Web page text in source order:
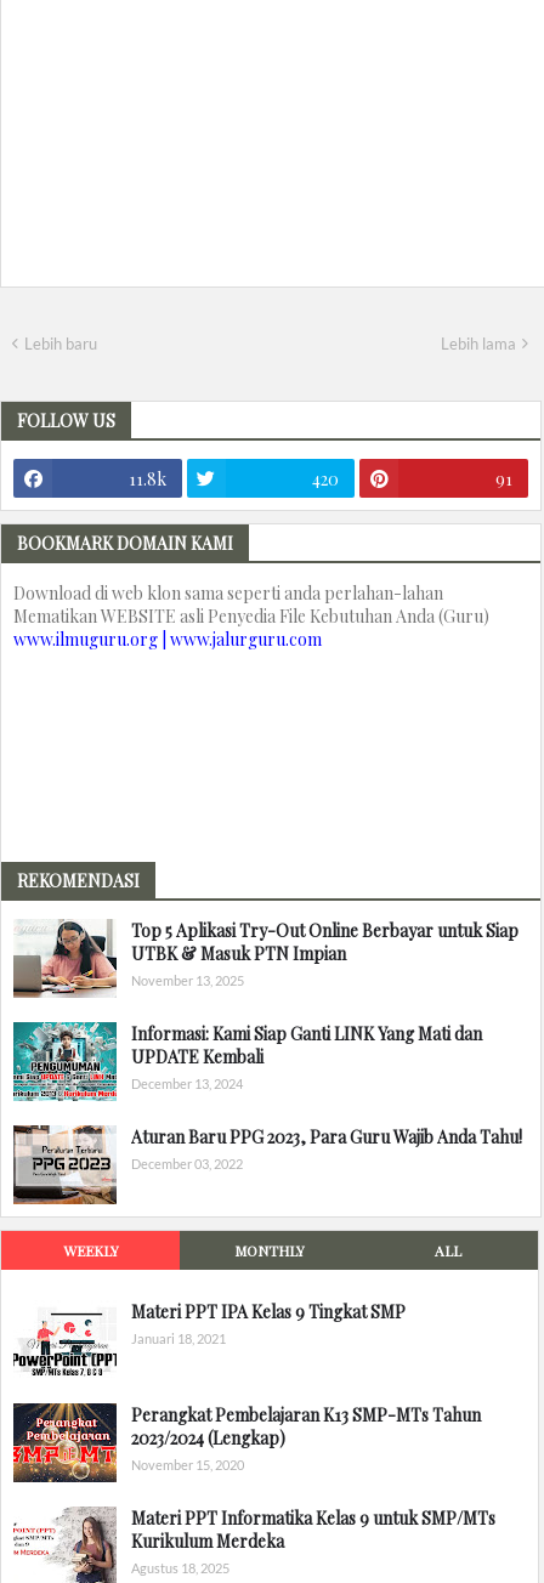
Lebih baru Lebih lama
FOLLOW US
11.8k 420 91
BOOKMARK DOMAIN KAMI
Download di web klon sama seperti anda perlahan-lahan
Mematikan WEBSITE asli Penyedia File Kebutuhan Anda (Guru)
www.ilmuguru.org | www.jalurguru.com
REKOMENDASI
Top 5 Aplikasi Try-Out Online Berbayar untuk Siap
UTBK & Masuk PTN Impian
November 13, 2025
Informasi: Kami Siap Ganti LINK Yang Mati dan
UPDATE Kembali
December 13, 2024
Aturan Baru PPG 2023, Para Guru Wajib Anda Tahu!
December 03, 2022
WEEKLY MONTHLY ALL
Materi PPT IPA Kelas 9 Tingkat SMP
Januari 18, 2021
Perangkat Pembelajaran K13 SMP-MTs Tahun
2023/2024 (Lengkap)
November 15, 2020
Materi PPT Informatika Kelas 9 untuk SMP/MTs
Kurikulum Merdeka
Agustus 18, 2025